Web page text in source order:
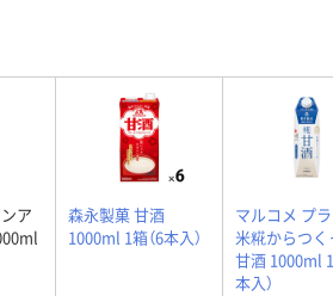
ア
森永製菓 甘酒
1000ml 1箱（6本入）
マルコメ プ
米糀からつ
甘酒 1000ml 1
本入）